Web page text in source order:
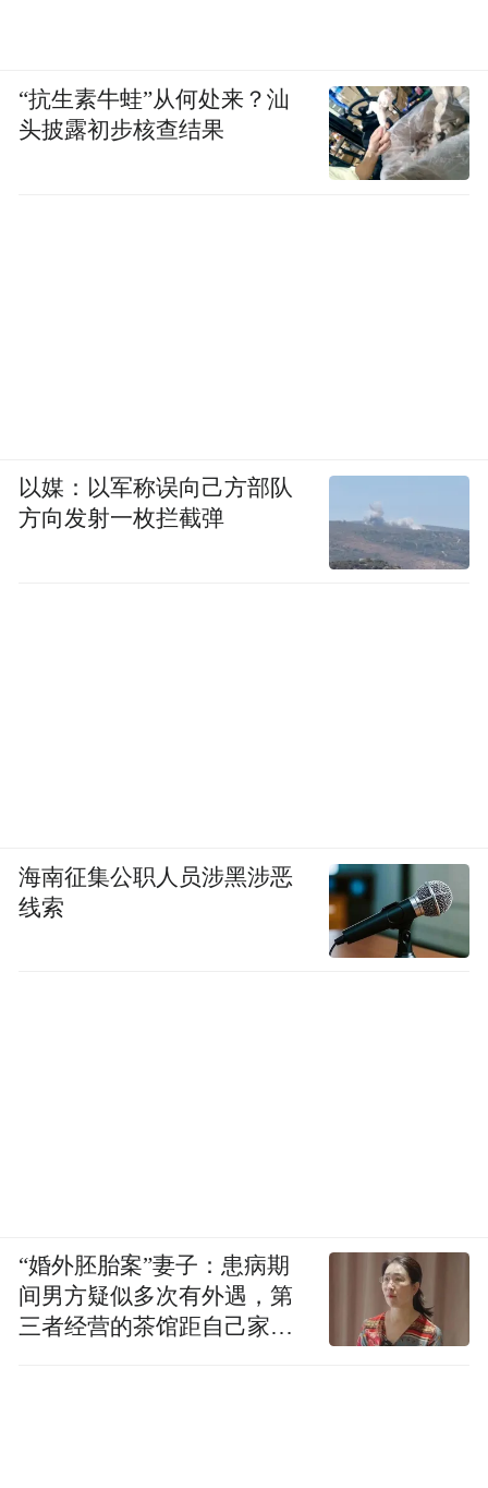
“抗生素牛蛙”从何处来？汕
头披露初步核查结果
以媒：以军称误向己方部队
方向发射一枚拦截弹
海南征集公职人员涉黑涉恶
线索
“婚外胚胎案”妻子：患病期
间男方疑似多次有外遇，第
三者经营的茶馆距自己家步